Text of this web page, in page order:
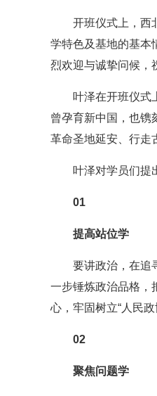
开班仪式上，西
学特色及基地的基本
烈欢迎与诚挚问候，
叶泽在开班仪式
曾孕育新中国，也镌
革命圣地延安、行走
叶泽对学员们提
01
提高站位学
要讲政治，在追
一步锤炼政治品格，
心，牢固树立“人民
02
聚焦问题学